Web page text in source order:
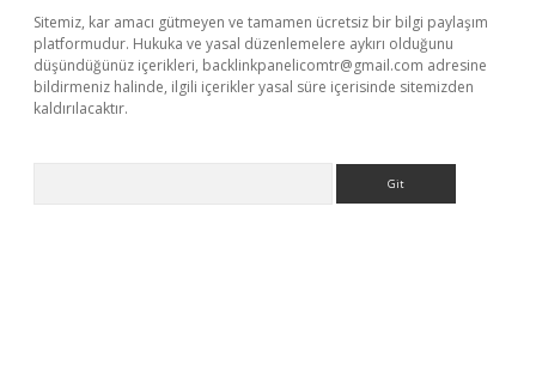
Sitemiz, kar amacı gütmeyen ve tamamen ücretsiz bir bilgi paylaşım
platformudur. Hukuka ve yasal düzenlemelere aykırı olduğunu
düşündüğünüz içerikleri, backlinkpanelicomtr@gmail.com adresine
bildirmeniz halinde, ilgili içerikler yasal süre içerisinde sitemizden
kaldırılacaktır.